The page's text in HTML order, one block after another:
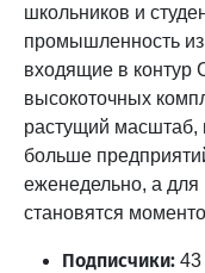
школьников и
промышленность
входящие в контур
высокоточных
растущий масштаб,
больше
еженедельно, а для
становятся
Подписчики: 43